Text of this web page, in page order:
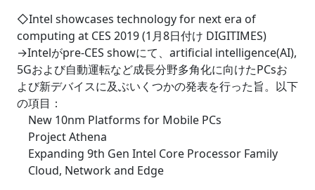
◇Intel showcases technology for next era of
computing at CES 2019 (1月8日付け DIGITIMES)
→Intelがpre-CES showにて、artificial intelligence(AI),
5Gおよび自動運転など成長分野多角化に向けたPCsお
よび新デバイスに及ぶいくつかの発表を行った旨。以下
の項目：
New 10nm Platforms for Mobile PCs
Project Athena
Expanding 9th Gen Intel Core Processor Family
Cloud, Network and Edge